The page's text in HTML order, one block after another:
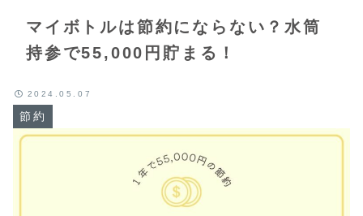
マイボトルは節約にならない？水筒
持参で55,000円貯まる！
節約
2024.05.07